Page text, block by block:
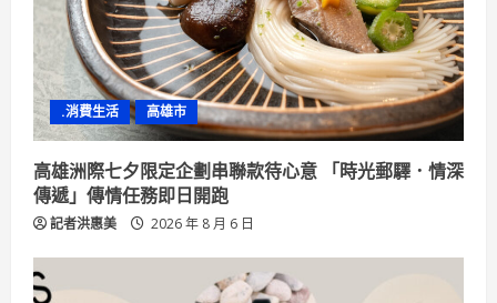
d
i
n
g
.消費生活 高雄市
高雄洲際七夕限定企劃串聯款待心意 「時光郵驛．情深
傳遞」傳情任務即日開跑
記者洪惠美 2026 年 8 月 6 日